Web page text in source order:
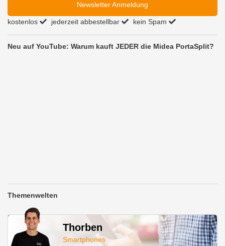
Newsletter Anmeldung
kostenlos jederzeit abbestellbar kein Spam
Neu auf YouTube: Warum kauft JEDER die Midea PortaSplit?
Themenwelten
Thorben
Smartphones